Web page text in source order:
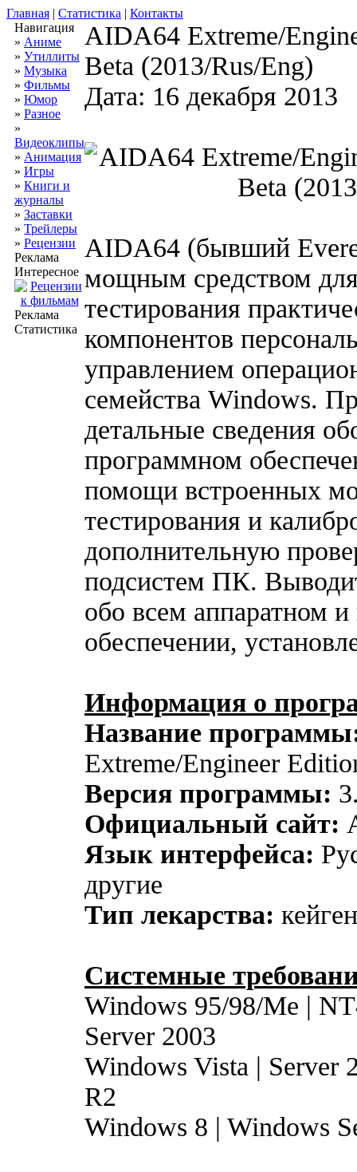
Главная | Статистика | Контакты
Навигация
» Аниме
» Утиллиты
» Музыка
» Фильмы
» Юмор
» Разное
»
Видеоклипы
» Анимация
» Игры
» Книги и
журналы
» Заставки
» Трейлеры
» Рецензии
Реклама
Интересное
Реклама
Статистика
AIDA64 Extreme/
Beta (2013/Rus/Eng)
Дата: 16 декабря 2013
AIDA64 (бывший
мощным средством
тестирования
компонентов
управлением
семейства Windows.
детальные сведения
программном
помощи встроенных
тестирования и
дополнительную
подсистем ПК.
обо всем аппаратном
обеспечении,
Информация о
Название
Extreme/Engineer
Версия программы:
Официальный сайт:
Язык интерфейса:
другие
Тип лекарства: кейген
Системные
Windows 95/98/Me |
Server 2003
Windows Vista | Server
R2
Windows 8 | Windows